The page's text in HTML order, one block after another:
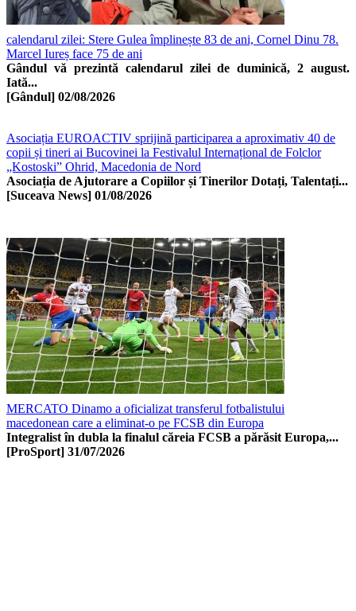
calendarul zilei: Stere Gulea împlinește 83 de ani, Cornel Dinu 78.
Marcel Iureș face 75 de ani
Gândul vă prezintă calendarul zilei de duminică, 2 august.
Iată...
[Gândul] 02/08/2026
Asociația EUROACTIV sprijină participarea a aproximativ 40 de
copii și tineri ai Bucovinei la Festivalul Internațional de Folclor
„Kostoski” Ohrid, Macedonia de Nord
Asociația de Ajutorare a Copiilor și Tinerilor Dotați, Talentați...
[Suceava News] 01/08/2026
MERCATO Dinamo a oficializat transferul fotbalistului
macedonean care a eliminat-o pe FCSB din Europa
Integralist în dubla la finalul căreia FCSB a părăsit Europa,...
[ProSport] 31/07/2026